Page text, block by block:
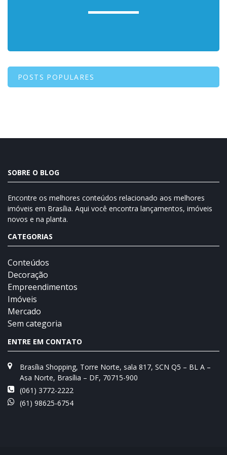
POSTS POPULARES
SOBRE O BLOG
Encontre os melhores conteúdos relacionado aos melhores
imóveis em Brasília. Aqui você encontra lançamentos, imóveis
novos e na planta.
CATEGORIAS
Conteúdos
Decoração
Empreendimentos
Imóveis
Mercado
Sem categoria
ENTRE EM CONTATO
Brasília Shopping, Torre Norte, sala 817, SCN Q5 – BL A –
Asa Norte, Brasília – DF, 70715-900
(061) 3772-2222
(61) 98625-6754